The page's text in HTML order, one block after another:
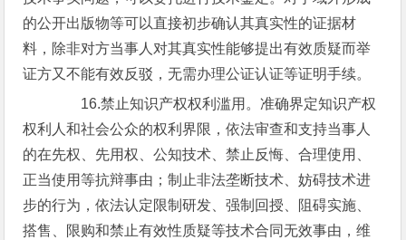
的公开出版物等可以直接初步确认其真实性的证据材
料，除非对方当事人对其真实性能够提出有效质疑而举
证方又不能有效反驳，无需办理公证认证等证明手续。
16.禁止知识产权权利滥用。准确界定知识产权
权利人和社会公众的权利界限，依法审查和支持当事人
的在先权、先用权、公知技术、禁止反悔、合理使用、
正当使用等抗辩事由；制止非法垄断技术、妨碍技术进
步的行为，依法认定限制研发、强制回授、阻碍实施、
搭售、限购和禁止有效性质疑等技术合同无效事由，维